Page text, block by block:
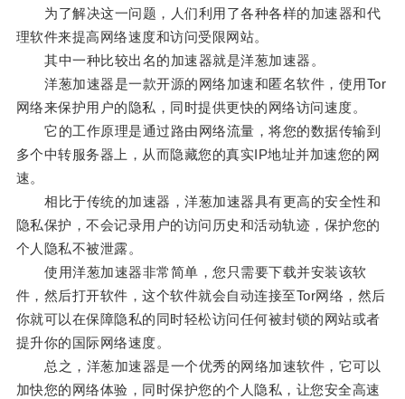
为了解决这一问题，人们利用了各种各样的加速器和代
理软件来提高网络速度和访问受限网站。
其中一种比较出名的加速器就是洋葱加速器。
洋葱加速器是一款开源的网络加速和匿名软件，使用Tor
网络来保护用户的隐私，同时提供更快的网络访问速度。
它的工作原理是通过路由网络流量，将您的数据传输到
多个中转服务器上，从而隐藏您的真实IP地址并加速您的网
速。
相比于传统的加速器，洋葱加速器具有更高的安全性和
隐私保护，不会记录用户的访问历史和活动轨迹，保护您的
个人隐私不被泄露。
使用洋葱加速器非常简单，您只需要下载并安装该软
件，然后打开软件，这个软件就会自动连接至Tor网络，然后
你就可以在保障隐私的同时轻松访问任何被封锁的网站或者
提升你的国际网络速度。
总之，洋葱加速器是一个优秀的网络加速软件，它可以
加快您的网络体验，同时保护您的个人隐私，让您安全高速